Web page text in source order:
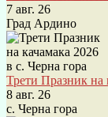
7 авг. 26
Град Ардино
Трети Празник на
8 авг. 26
с. Черна гора